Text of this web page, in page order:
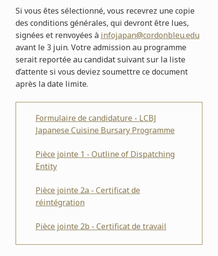
Si vous êtes sélectionné, vous recevrez une copie
des conditions générales, qui devront être lues,
signées et renvoyées à infojapan@cordonbleu.edu
avant le 3 juin. Votre admission au programme
serait reportée au candidat suivant sur la liste
d’attente si vous deviez soumettre ce document
après la date limite.
Formulaire de candidature - LCBJ
Japanese Cuisine Bursary Programme
Pièce jointe 1 - Outline of Dispatching
Entity
Pièce jointe 2a - Certificat de
réintégration
Pièce jointe 2b - Certificat de travail